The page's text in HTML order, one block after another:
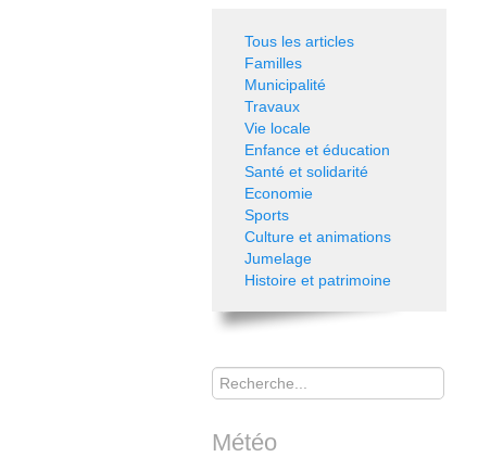
Tous les articles
Familles
Municipalité
Travaux
Vie locale
Enfance et éducation
Santé et solidarité
Economie
Sports
Culture et animations
Jumelage
Histoire et patrimoine
Rechercher
Météo